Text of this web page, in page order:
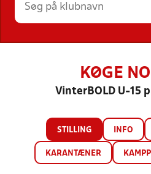
KØGE
VinterBOLD U-15
STILLING INFO
KARANTÆNER